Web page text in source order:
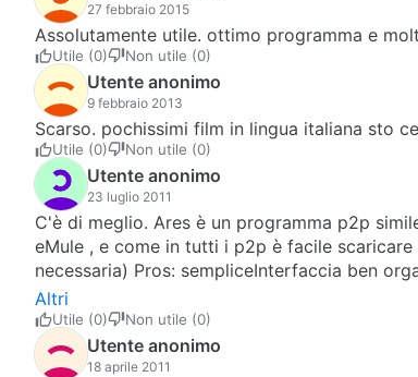
27 febbraio 2015
Assolutamente utile. ottimo programma e
Utile (0) Non utile (0)
Utente anonimo
9 febbraio 2013
Scarso. pochissimi film in lingua italiana sto
Utile (0) Non utile (0)
Utente anonimo
23 luglio 2011
C'è di meglio. Ares è un programma p2p
eMule , e come in tutti i p2p è facile
necessaria) Pros: sempliceInterfaccia ben
Altri
Utile (0) Non utile (0)
Utente anonimo
18 aprile 2011